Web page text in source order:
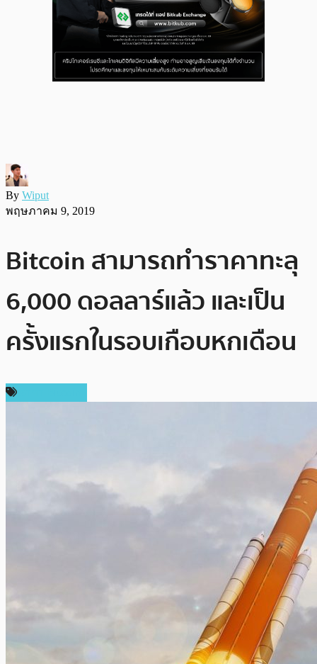
By Wiput
พฤษภาคม 9, 2019
Bitcoin สามารถทำราคาทะลุ
6,000 ดอลลาร์แล้ว และเป็น
ครั้งแรกในรอบเกือบหกเดือน